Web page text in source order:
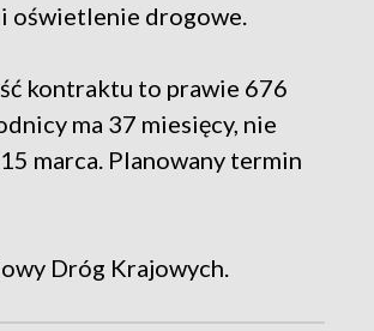
oświetlenie drogowe.
kontraktu to prawie 676
ma 37 miesięcy, nie
marca. Planowany termin
Dróg Krajowych.